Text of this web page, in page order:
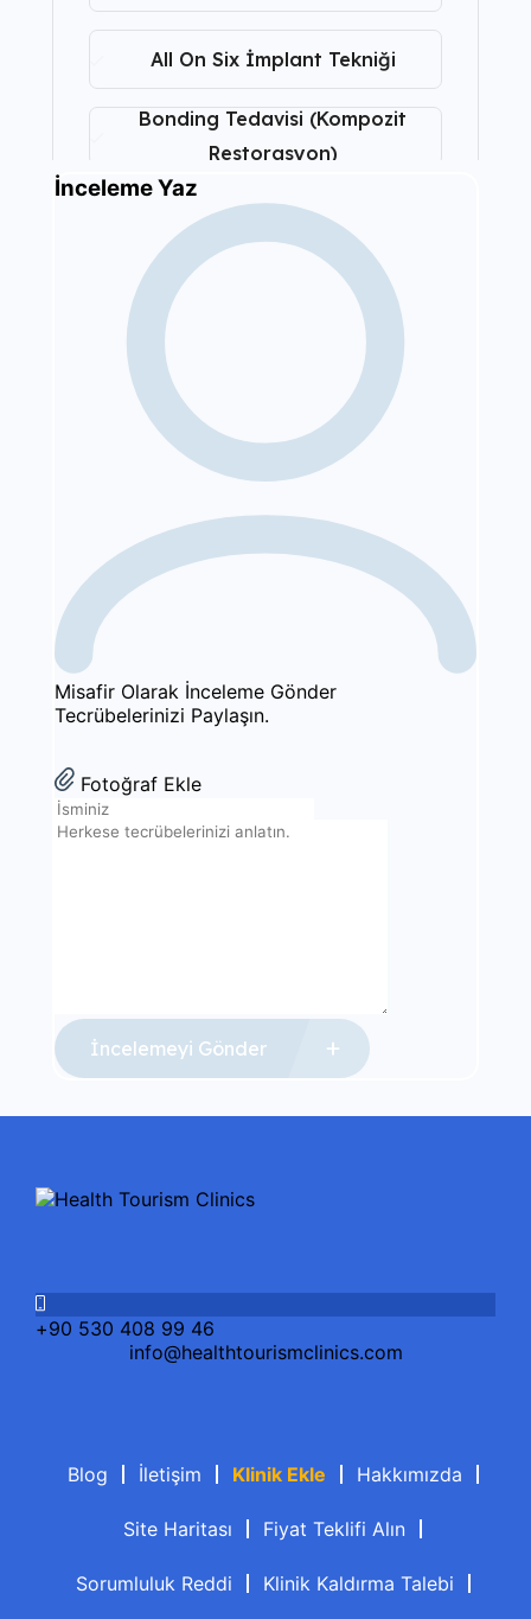
All On Six İmplant Tekniği
Bonding Tedavisi (Kompozit
Restorasyon)
Çene Kistleri
Diş Beyazlatma
Diş Dolgusu Tedavisi
Diş Eti Estetiği
Diş İmplantı
Hollywood Gülüşü Estetiği
Ortodonti
Porselen Lamina
Yirmilik Diş Tedavisi
Zirkonyum Diş Kaplama
İnceleme Yaz
Misafir Olarak İnceleme Gönder
Tecrübelerinizi Paylaşın.
Fotoğraf Ekle
İncelemeyi Gönder
+90 530 408 99 46
info@healthtourismclinics.com
Blog İletişim Klinik Ekle Hakkımızda
Site Haritası Fiyat Teklifi Alın
Sorumluluk Reddi Klinik Kaldırma Talebi